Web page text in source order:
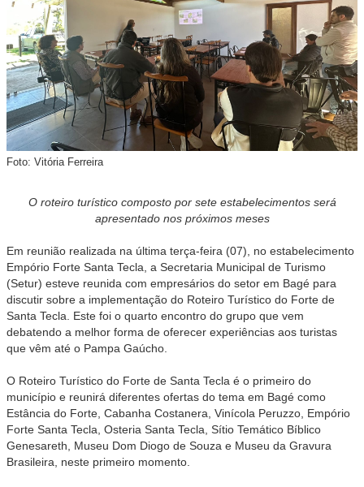
Foto: Vitória Ferreira
O roteiro turístico composto por sete estabelecimentos será
apresentado nos próximos meses
Em reunião realizada na última terça-feira (07), no estabelecimento
Empório Forte Santa Tecla, a Secretaria Municipal de Turismo
(Setur) esteve reunida com empresários do setor em Bagé para
discutir sobre a implementação do Roteiro Turístico do Forte de
Santa Tecla. Este foi o quarto encontro do grupo que vem
debatendo a melhor forma de oferecer experiências aos turistas
que vêm até o Pampa Gaúcho.
O Roteiro Turístico do Forte de Santa Tecla é o primeiro do
município e reunirá diferentes ofertas do tema em Bagé como
Estância do Forte, Cabanha Costanera, Vinícola Peruzzo, Empório
Forte Santa Tecla, Osteria Santa Tecla, Sítio Temático Bíblico
Genesareth, Museu Dom Diogo de Souza e Museu da Gravura
Brasileira, neste primeiro momento.